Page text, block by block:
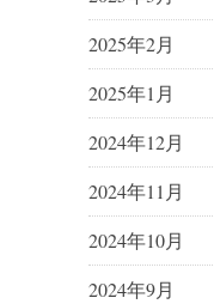
2025年2月
2025年1月
2024年12月
2024年11月
2024年10月
2024年9月